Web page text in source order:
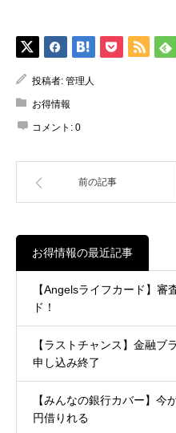
投稿者: 管理人
お得情報
コメント: 0
前の記事
お得情報の最近記事
【Angelsライフカード】
ド！
【ラストチャンス】金融ブ
申し込み終了
【みんなの銀行カバー】今
円借りれる